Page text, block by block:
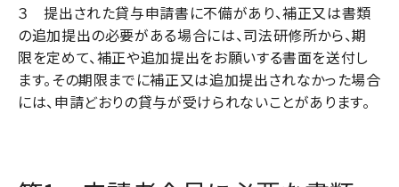
３ 提出された貸与申請書に不備があり、補正又は書類
の追加提出の必要がある場合には、司法研修所から、期
限を定めて、補正や追加提出をお願いする書面を送付し
ます。その期限までに補正又は追加提出されなかった場合
には、申請どおりの貸与が受けられないことがあります。